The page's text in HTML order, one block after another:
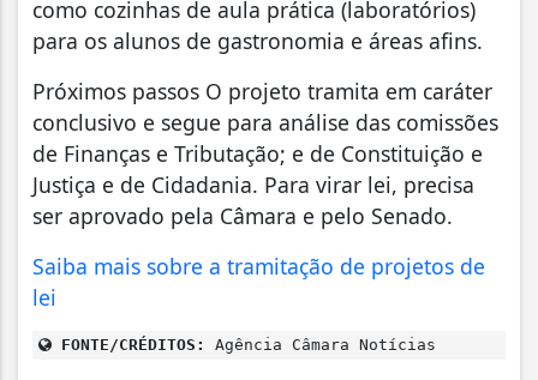
como cozinhas de aula prática (laboratórios)
para os alunos de gastronomia e áreas afins.
Próximos passos O projeto tramita em caráter
conclusivo e segue para análise das comissões
de Finanças e Tributação; e de Constituição e
Justiça e de Cidadania. Para virar lei, precisa
ser aprovado pela Câmara e pelo Senado.
Saiba mais sobre a tramitação de projetos de
lei
FONTE/CRÉDITOS: Agência Câmara Notícias